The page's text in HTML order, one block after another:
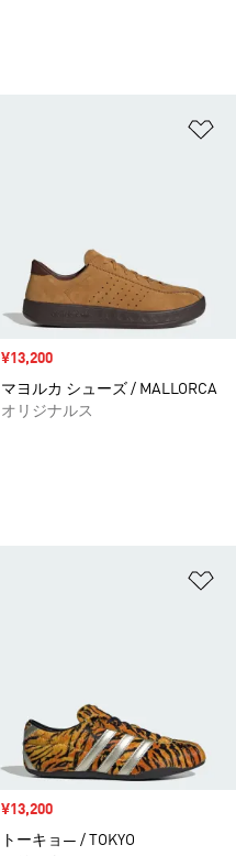
セール価格
¥13,200
マヨルカ シューズ / MALLORCA
オリジナルス
セール価格
¥13,200
トーキョ― / TOKYO